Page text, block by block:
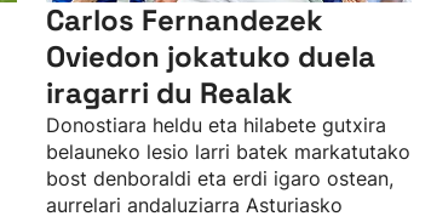
Carlos Fernandezek
Oviedon jokatuko duela
iragarri du Realak
Donostiara heldu eta hilabete gutxira
belauneko lesio larri batek markatutako
bost denboraldi eta erdi igaro ostean,
aurrelari andaluziarra Asturiasko